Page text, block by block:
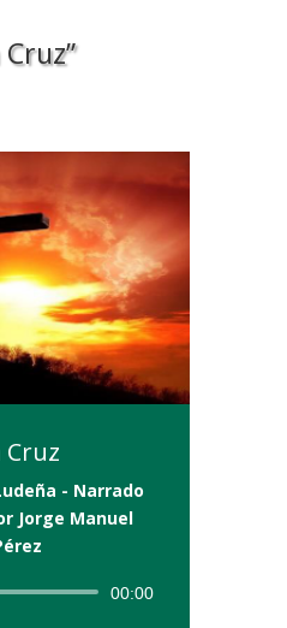
Cruz”
Cruz
- Narrado
Jorge Manuel
Reproductor00:00